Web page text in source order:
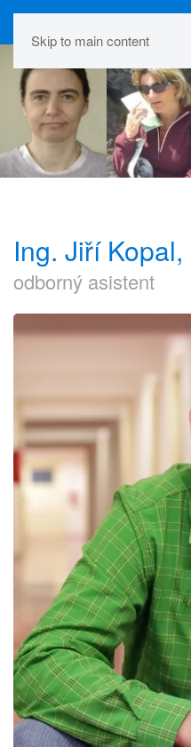
Skip to main content
Ing. Jiří Kopal,
odborný asistent